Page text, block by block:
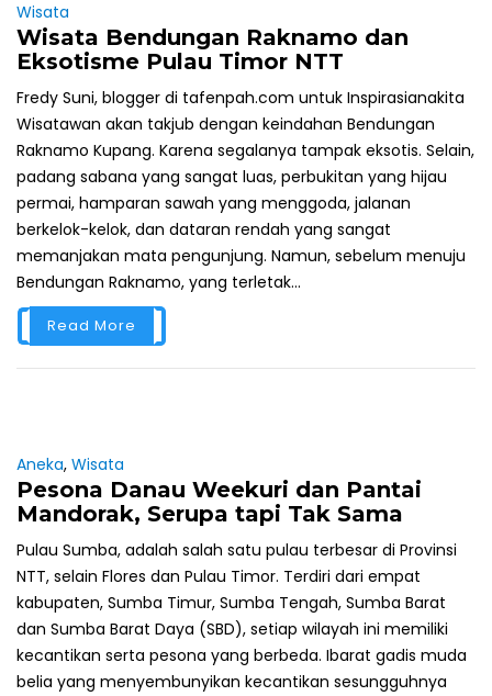
Wisata
Wisata Bendungan Raknamo dan
Eksotisme Pulau Timor NTT
Fredy Suni, blogger di tafenpah.com untuk Inspirasianakita
Wisatawan akan takjub dengan keindahan Bendungan
Raknamo Kupang. Karena segalanya tampak eksotis. Selain,
padang sabana yang sangat luas, perbukitan yang hijau
permai, hamparan sawah yang menggoda, jalanan
berkelok-kelok, dan dataran rendah yang sangat
memanjakan mata pengunjung. Namun, sebelum menuju
Bendungan Raknamo, yang terletak...
Read More
Aneka, Wisata
Pesona Danau Weekuri dan Pantai
Mandorak, Serupa tapi Tak Sama
Pulau Sumba, adalah salah satu pulau terbesar di Provinsi
NTT, selain Flores dan Pulau Timor. Terdiri dari empat
kabupaten, Sumba Timur, Sumba Tengah, Sumba Barat
dan Sumba Barat Daya (SBD), setiap wilayah ini memiliki
kecantikan serta pesona yang berbeda. Ibarat gadis muda
belia yang menyembunyikan kecantikan sesungguhnya